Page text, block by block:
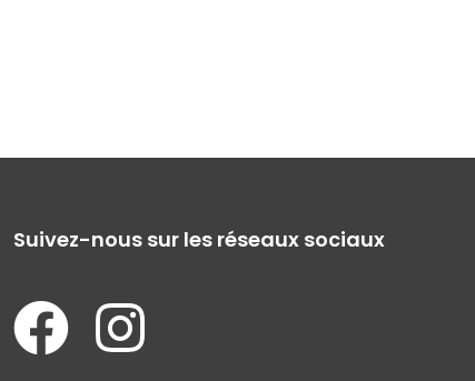
Suivez-nous sur les réseaux sociaux